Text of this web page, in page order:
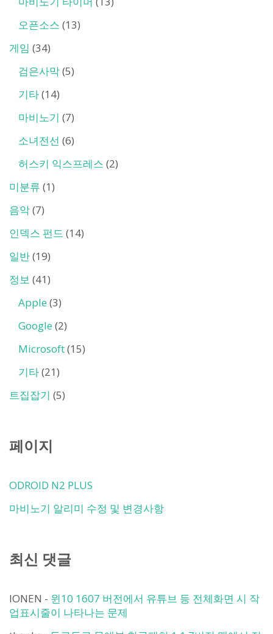
오픈소스 (13)
게임 (34)
검은사막(5)
기타(14)
마비노기 (7)
소녀전선 (6)
허스키 익스프레스 (2)
미분류 (1)
음악(7)
인덱스 펀드 (14)
일반(19)
정보 (41)
Apple (3)
Google (2)
Microsoft(15)
기타(21)
트집잡기 (5)
페이지
ODROID N2 PLUS
마비노기 알리미 수정 및 변경사항
최신 댓글
IONEN - 윈10 1607 버전에서 유튜브 등 전체화면 시 작
업표시줄이 나타나는 문제